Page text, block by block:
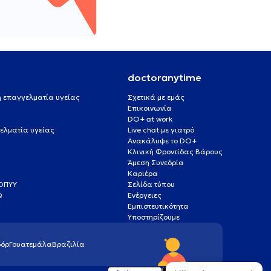
επαγγελματία υγείας
υγείας
doctoranytime
Σχετικά με εμάς
Επικοινωνία
DO+ at work
Live chat με γιατρό
Ανακάλυψε το DO+
Κλινική Φροντίδας Βάρους
Άμεση Συνεδρία
Καριέρα
Σελίδα τύπου
Ενέργειες
Εμπιστευτικότητα
Υποστηρίζουμε
ΓουατεμάλαΒραζιλία